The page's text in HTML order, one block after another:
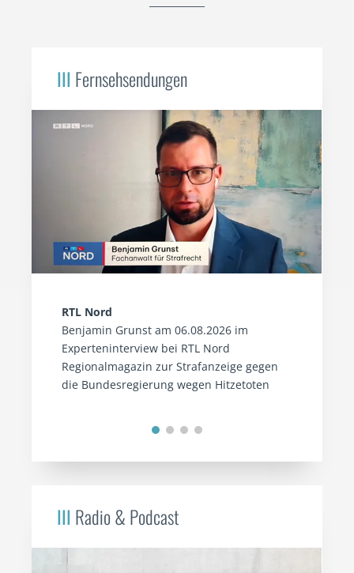
III Fernsehsendungen
RTL Nord
Benjamin Grunst am 06.08.2026 im
Experteninterview bei RTL Nord
Regionalmagazin zur Strafanzeige gegen
die Bundesregierung wegen Hitzetoten
III Radio & Podcast